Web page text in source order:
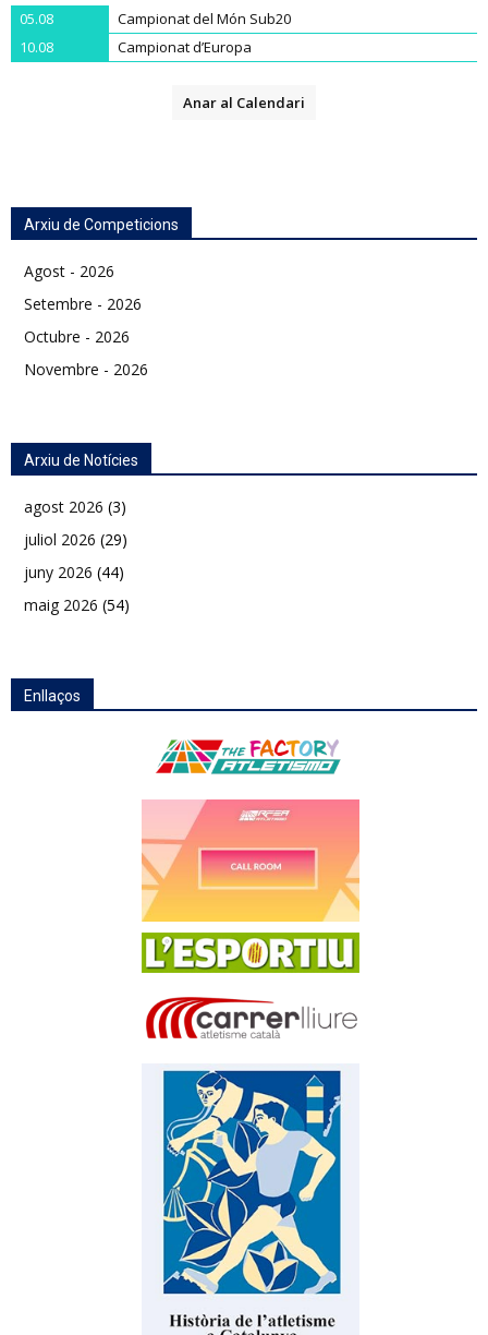
05.08
Campionat del Món Sub20
10.08
Campionat d’Europa
Anar al Calendari
Arxiu de Competicions
Agost - 2026
Setembre - 2026
Octubre - 2026
Novembre - 2026
Arxiu de Notícies
agost 2026 (3)
juliol 2026 (29)
juny 2026 (44)
maig 2026 (54)
Enllaços